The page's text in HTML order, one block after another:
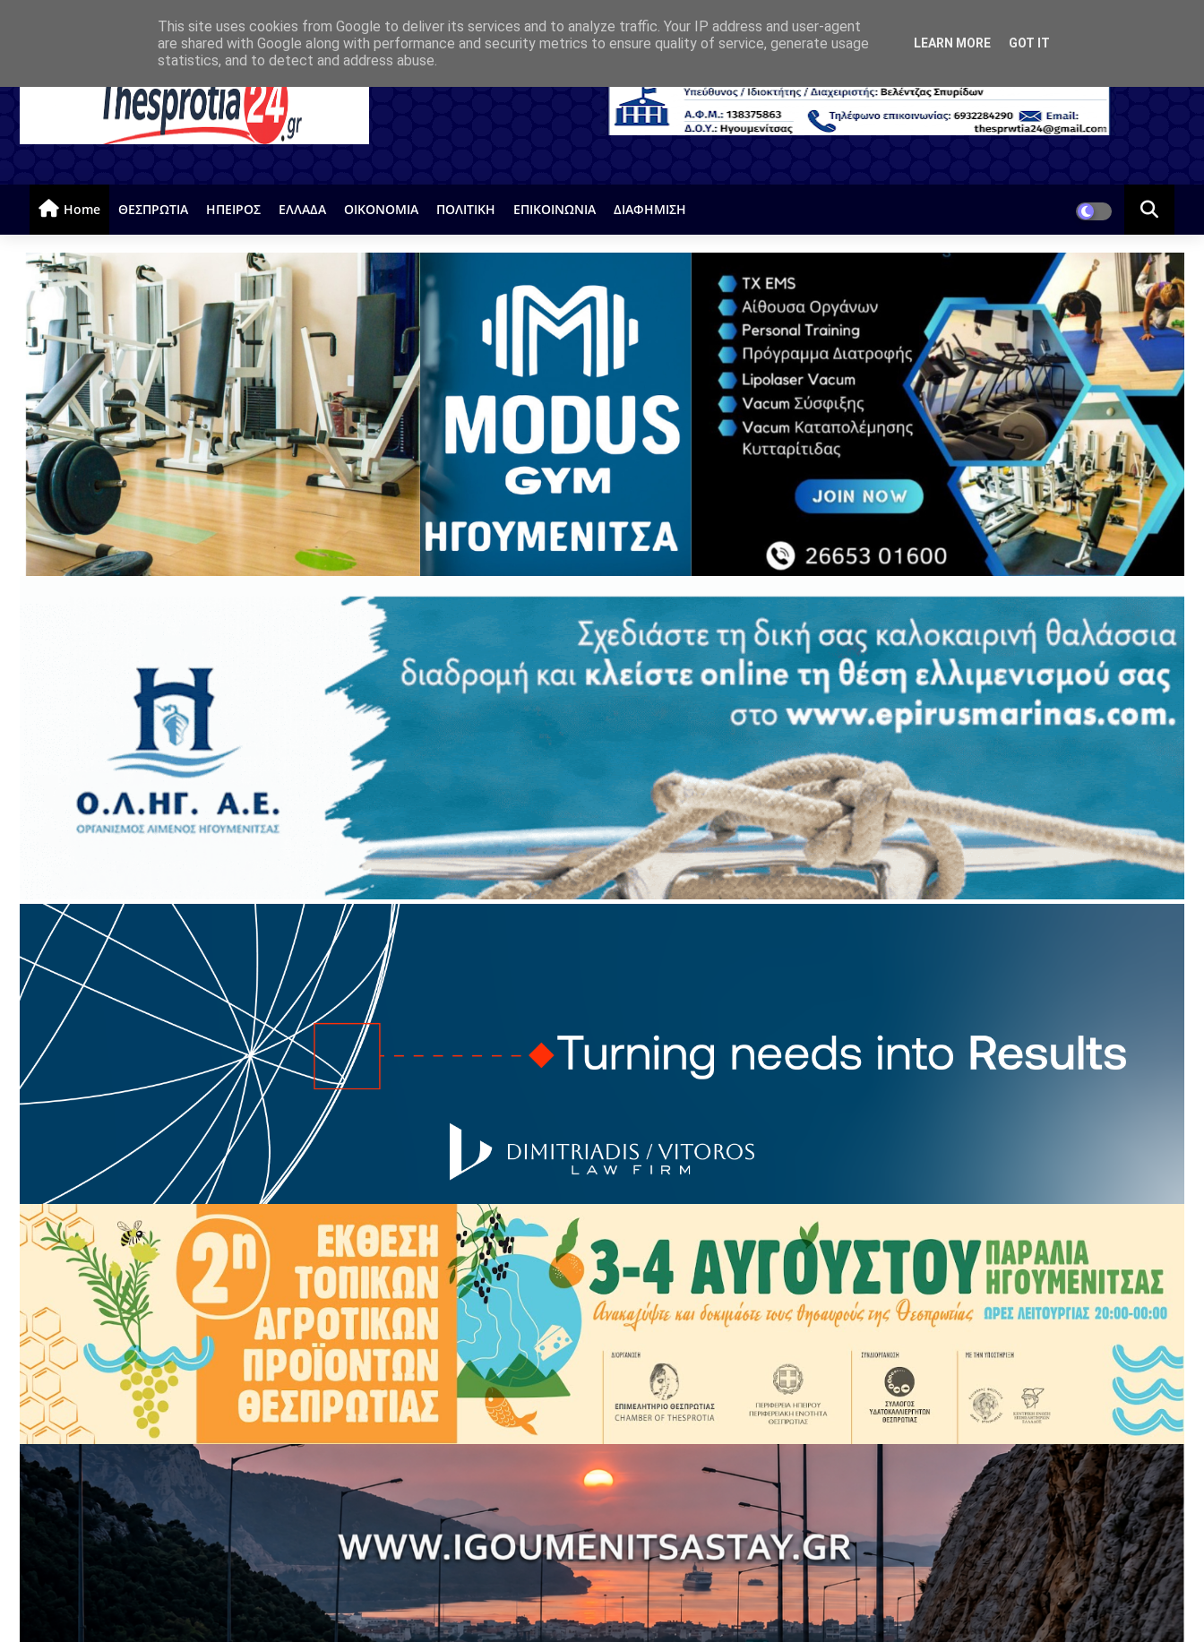
Home ΘΕΣΠΡΩΤΙΑ ΗΠΕΙΡΟΣ ΕΛΛΑΔΑ ΟΙΚΟΝΟΜΙΑ ΠΟΛΙΤΙΚΗ ΕΠΙΚΟΙΝΩΝΙΑ ΔΙΑΦΗΜΙΣΗ
This site uses cookies from Google to deliver its services and to analyze traffic. Your IP address and user-agent
are shared with Google along with performance and security metrics to ensure quality of service, generate usage
statistics, and to detect and address abuse.
LEARN MORE GOT IT